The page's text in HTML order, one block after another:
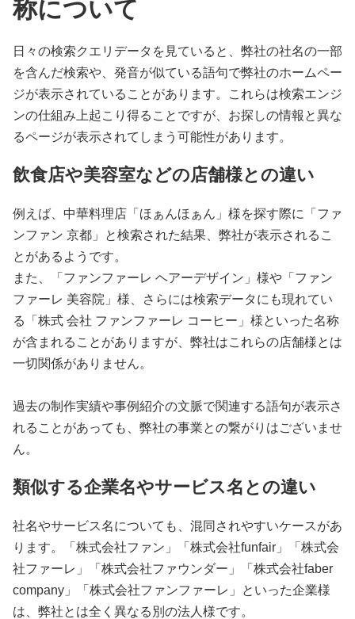
称について
日々の検索クエリデータを見ていると、弊社の社名の一部
を含んだ検索や、発音が似ている語句で弊社のホームペー
ジが表示されていることがあります。これらは検索エンジ
ンの仕組み上起こり得ることですが、お探しの情報と異な
るページが表示されてしまう可能性があります。
飲食店や美容室などの店舗様との違い
例えば、中華料理店「ほぁんほぁん」様を探す際に「ファ
ンファン 京都」と検索された結果、弊社が表示されるこ
とがあるようです。
また、「ファンファーレ ヘアーデザイン」様や「ファン
ファーレ 美容院」様、さらには検索データにも現れてい
る「株式 会社 ファンファーレ コーヒー」様といった名称
が含まれることがありますが、弊社はこれらの店舗様とは
一切関係がありません。
過去の制作実績や事例紹介の文脈で関連する語句が表示さ
れることがあっても、弊社の事業との繋がりはございませ
ん。
類似する企業名やサービス名との違い
社名やサービス名についても、混同されやすいケースがあ
ります。「株式会社ファン」「株式会社funfair」「株式会
社ファーレ」「株式会社ファウンダー」「株式会社faber
company」「株式会社ファンファーレ」といった企業様
は、弊社とは全く異なる別の法人様です。